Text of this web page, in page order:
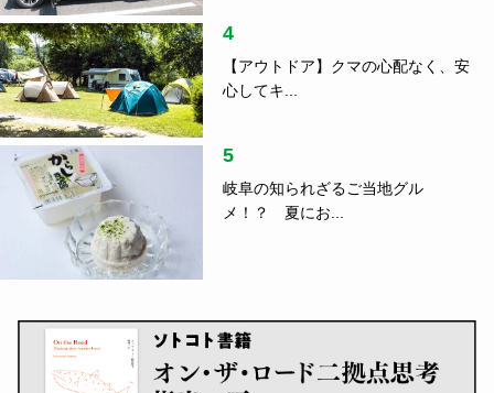
4
【アウトドア】クマの心配なく、安
心してキ...
5
岐阜の知られざるご当地グル
メ！？ 夏にお...